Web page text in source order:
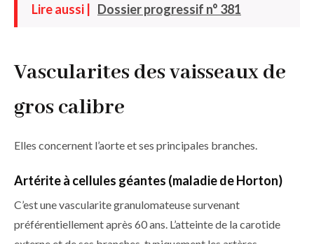
Lire aussi | Dossier progressif n° 381
Vascularites des vaisseaux de
gros calibre
Elles concernent l’aorte et ses principales branches.
Artérite à cellules géantes (maladie de Horton)
C’est une vascularite granulomateuse survenant
préférentiellement après 60 ans. L’atteinte de la carotide